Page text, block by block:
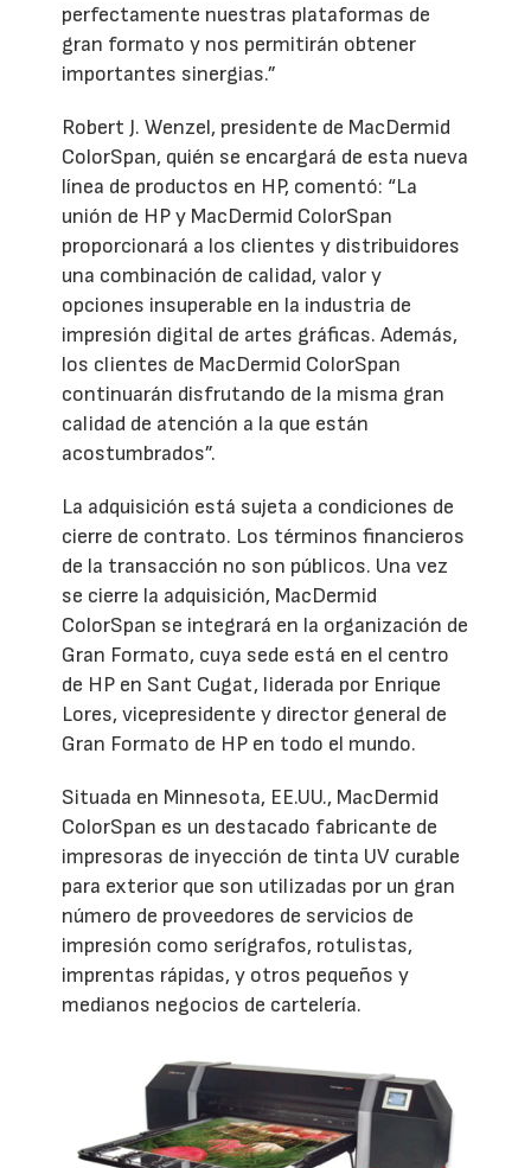
perfectamente nuestras plataformas de
gran formato y nos permitirán obtener
importantes sinergias.”
Robert J. Wenzel, presidente de MacDermid
ColorSpan, quién se encargará de esta nueva
línea de productos en HP, comentó: “La
unión de HP y MacDermid ColorSpan
proporcionará a los clientes y distribuidores
una combinación de calidad, valor y
opciones insuperable en la industria de
impresión digital de artes gráficas. Además,
los clientes de MacDermid ColorSpan
continuarán disfrutando de la misma gran
calidad de atención a la que están
acostumbrados”.
La adquisición está sujeta a condiciones de
cierre de contrato. Los términos financieros
de la transacción no son públicos. Una vez
se cierre la adquisición, MacDermid
ColorSpan se integrará en la organización de
Gran Formato, cuya sede está en el centro
de HP en Sant Cugat, liderada por Enrique
Lores, vicepresidente y director general de
Gran Formato de HP en todo el mundo.
Situada en Minnesota, EE.UU., MacDermid
ColorSpan es un destacado fabricante de
impresoras de inyección de tinta UV curable
para exterior que son utilizadas por un gran
número de proveedores de servicios de
impresión como serígrafos, rotulistas,
imprentas rápidas, y otros pequeños y
medianos negocios de cartelería.